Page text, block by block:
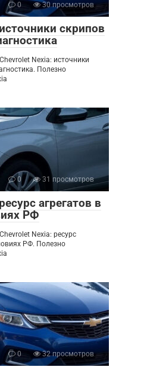
0 30 просмотров
скрипов
Nexia: источники
Полезно
0 31 просмотров
агрегатов в
РФ
Nexia: ресурс
РФ. Полезно
0 32 просмотров